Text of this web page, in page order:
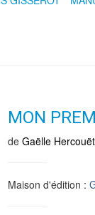
MON
de Gaëlle Hercouët
Maison d'édition :